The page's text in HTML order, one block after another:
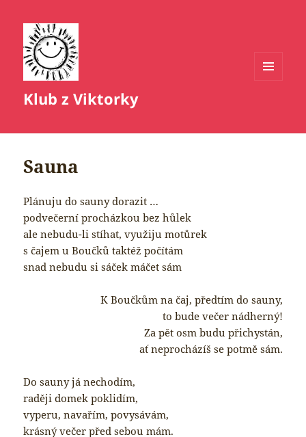
Klub z Viktorky
Sauna
Plánuju do sauny dorazit …
podvečerní procházkou bez hůlek
ale nebudu-li stíhat, využiju motůrek
s čajem u Boučků taktéž počítám
snad nebudu si sáček máčet sám
K Boučkům na čaj, předtím do sauny,
to bude večer nádherný!
Za pět osm budu přichystán,
ať neprocházíš se potmě sám.
Do sauny já nechodím,
raději domek poklidím,
vyperu, navařím, povysávám,
krásný večer před sebou mám.